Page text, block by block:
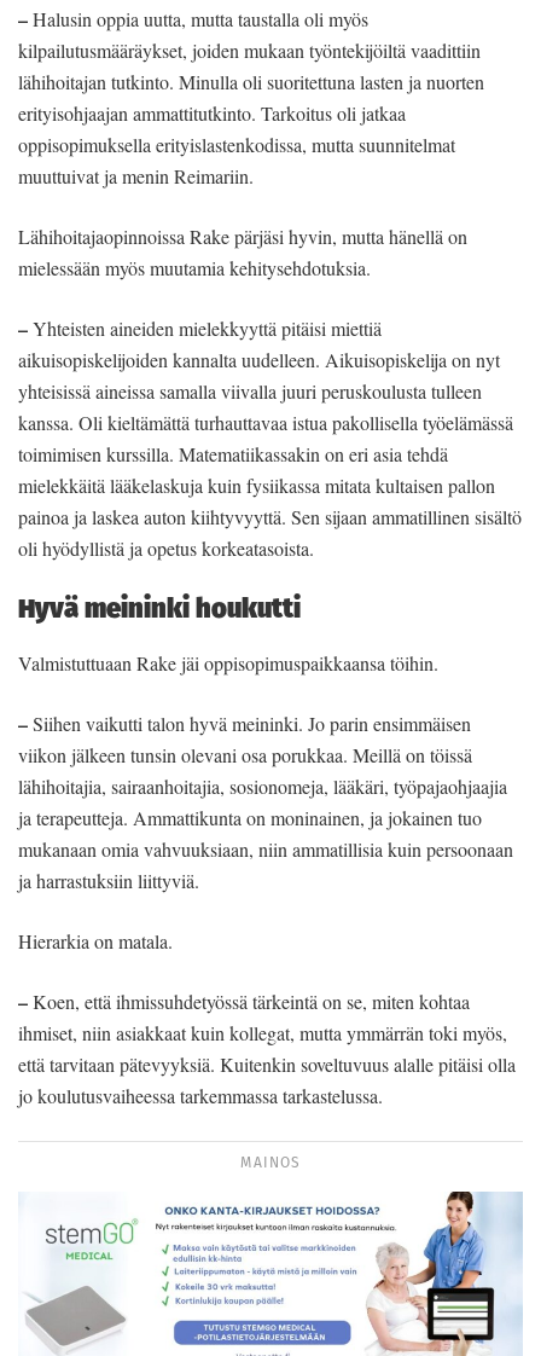
–Halusin oppia uutta, mutta taustalla oli myös
kilpailutusmääräykset, joiden mukaan työntekijöiltä vaadittiin
lähihoitajan tutkinto. Minulla oli suoritettuna lasten ja nuorten
erityisohjaajan ammattitutkinto. Tarkoitus oli jatkaa
oppisopimuksella erityislastenkodissa, mutta suunnitelmat
muuttuivat ja menin Reimariin.
Lähihoitajaopinnoissa Rake pärjäsi hyvin, mutta hänellä on
mielessään myös muutamia kehitysehdotuksia.
–Yhteisten aineiden mielekkyyttä pitäisi miettiä
aikuisopiskelijoiden kannalta uudelleen. Aikuisopiskelija on nyt
yhteisissä aineissa samalla viivalla juuri peruskoulusta tulleen
kanssa. Oli kieltämättä turhauttavaa istua pakollisella työelämässä
toimimisen kurssilla. Matematiikassakin on eri asia tehdä
mielekkäitä lääkelaskuja kuin fysiikassa mitata kultaisen pallon
painoa ja laskea auton kiihtyvyyttä. Sen sijaan ammatillinen sisältö
oli hyödyllistä ja opetus korkeatasoista.
Hyvä meininki houkutti
Valmistuttuaan Rake jäi oppisopimuspaikkaansa töihin.
–Siihen vaikutti talon hyvä meininki. Jo parin ensimmäisen
viikon jälkeen tunsin olevani osa porukkaa. Meillä on töissä
lähihoitajia, sairaanhoitajia, sosionomeja, lääkäri, työpajaohjaajia
ja terapeutteja. Ammattikunta on moninainen, ja jokainen tuo
mukanaan omia vahvuuksiaan, niin ammatillisia kuin persoonaan
ja harrastuksiin liittyviä.
Hierarkia on matala.
–Koen, että ihmissuhdetyössä tärkeintä on se, miten kohtaa
ihmiset, niin asiakkaat kuin kollegat, mutta ymmärrän toki myös,
että tarvitaan pätevyyksiä. Kuitenkin soveltuvuus alalle pitäisi olla
jo koulutusvaiheessa tarkemmassa tarkastelussa.
MAINOS